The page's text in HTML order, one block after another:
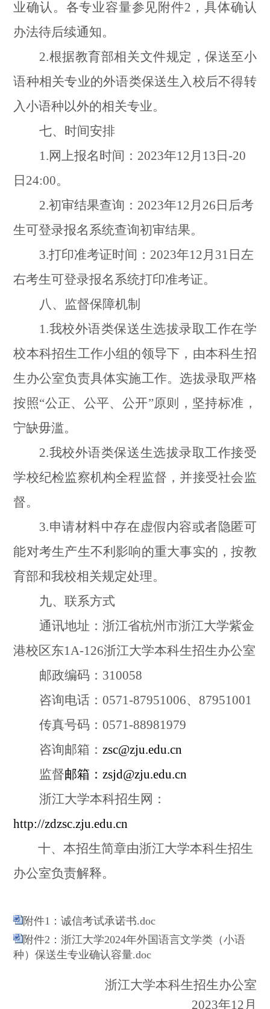
业确认。各专业容量参见附件2 ，具体确认
办法待后续通知。
2.根据教育部相关文件规定，保送至小
语种相关专业的外语类保送生入校后不得转
入小语种以外的相关专业。
七、时间安排
1.网上报名时间： 2023年12月 13 日-20
日 24:00。
2.初审结果查询： 2023年12月 26 日后考
生可登录报名系统查询初审结果。
3.打印准考证时间： 2023年12月 31 日左
右考生可登录报名系统打印准考证。
八、监督保障机制
1.我校外语类保送生选拔录取工作在学
校本科招生工作小组的领导下，由本科生招
生办公室负责具体实施工作。选拔录取严格
按照“公正、公平、公开”原则，坚持标准，
宁缺毋滥。
2.我校外语类保送生选拔录取工作接受
学校纪检监察机构全程监督，并接受社会监
督。
3.申请材料中存在虚假内容或者隐匿可
能对考生产生不利影响的重大事实的，按教
育部和我校相关规定处理。
九、联系方式
通讯地址：浙江省杭州市浙江大学紫金
港校区东1A-126浙江大学本科生招生办公室
邮政编码： 310058
咨询电话：0571-87951006、87951001
传真号码：0571-88981979
咨询邮箱：zsc@zju.edu.cn
监督邮箱：zsjd@zju.edu.cn
浙江大学本科招生网：
http://zdzsc.zju.edu.cn
十、本招生简章由浙江大学本科生招生
办公室负责解释。
附件1：诚信考试承诺书.doc
附件2：浙江大学2024年外国语言文学类（小语
种）保送生专业确认容量.doc
浙江大学本科生招生办公室
2023年12月